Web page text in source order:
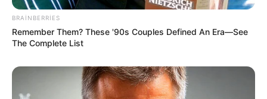
354
BRAINBERRIES
Remember Them? These '90s Couples Defined An Era—See
The Complete List